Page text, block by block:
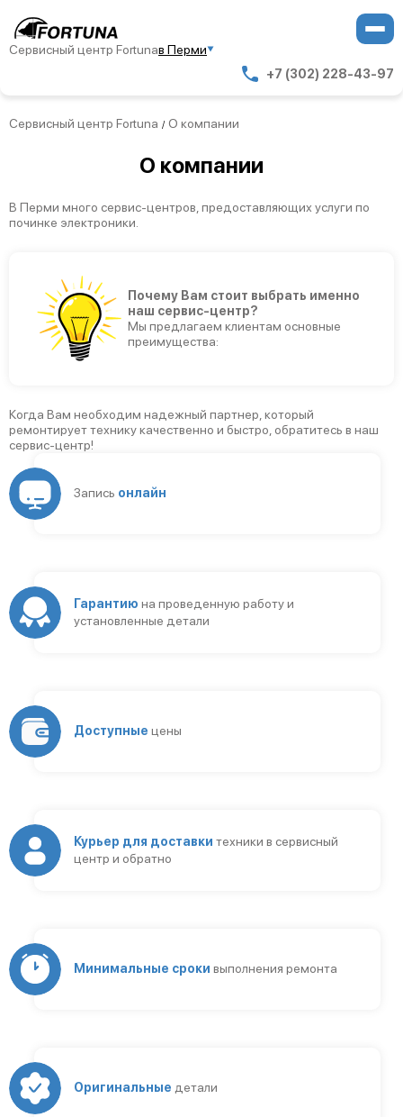
Сервисный центр Fortunaв Перми
+7 (302) 228-43-97
Сервисный центр Fortuna / О компании
О компании
В Перми много сервис-центров, предоставляющих услуги по
починке электроники.
Почему Вам стоит выбрать именно
наш сервис-центр?
Мы предлагаем клиентам основные
преимущества:
Когда Вам необходим надежный партнер, который
ремонтирует технику качественно и быстро, обратитесь в наш
сервис-центр!
Запись онлайн
Гарантию на проведенную работу и
установленные детали
Доступные цены
Курьер для доставки техники в сервисный
центр и обратно
Минимальные сроки выполнения ремонта
Оригинальные детали